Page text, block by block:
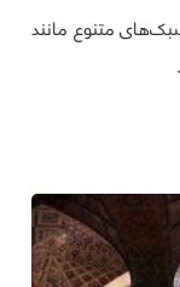
متنوع مانند